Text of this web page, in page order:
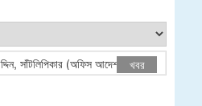
সাঁটলিপিকার (অফিস আদেশ) খবর